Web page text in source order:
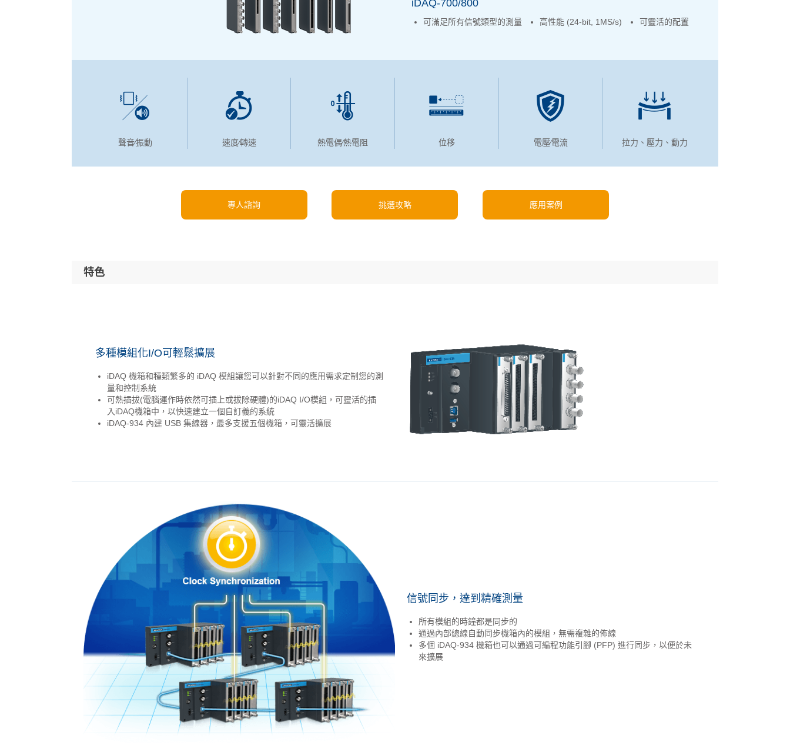
iDAQ-700/800
可滿足所有信號類型的測量 高性能 (24-bit, 1MS/s) 可靈活的配置
聲音∕振動 速度∕轉速 熱電偶∕熱電阻 位移 電壓∕電流 拉力、壓力、動力
專人諮詢 挑選攻略 應用案例
特色
多種模組化I/O可輕鬆擴展
iDAQ 機箱和種類繁多的 iDAQ 模組讓您可以針對不同的應用需求定制您的測
量和控制系統
可熱插拔(電腦運作時依然可插上或拔除硬體)的iDAQ I/O模組，可靈活的插
入iDAQ機箱中，以快速建立一個自訂義的系統
iDAQ-934 內建 USB 集線器，最多支援五個機箱，可靈活擴展
信號同步，達到精確測量
所有模組的時鐘都是同步的
通過內部總線自動同步機箱內的模組，無需複雜的佈線
多個 iDAQ-934 機箱也可以通過可編程功能引腳 (PFP​​) 進行同步，以便於未
來擴展